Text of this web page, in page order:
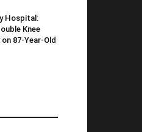
Hospital:
Knee
87-Year-Old